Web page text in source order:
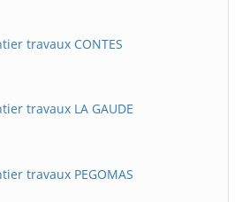
travaux CONTES
travaux LA GAUDE
travaux PEGOMAS